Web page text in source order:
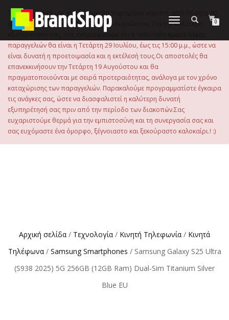
περιεχόμενο
Εναλλαγή
0
Το ηλεκτρονικό μας κατάστημα θα παραμείνει κλειστό, από Πέμπτη 30
Ιουλίου 2026 μέχρι και την Τρίτη 18 Αυγούστου. Για την καλύτερη
εξυπηρέτησή σας, σας ενημερώνουμε ότι η τελευταία ημέρα λήψης
παραγγελιών θα είναι η Τετάρτη 29 Ιουλίου, έως τις 15:00 μ.μ., ώστε να
είναι δυνατή η προετοιμασία και η εκτέλεσή τους.Οι αποστολές θα
επανεκκινήσουν την Τετάρτη 19 Αυγούστου και θα
πραγματοποιούνται με σειρά προτεραιότητας, ανάλογα με τον χρόνο
καταχώρισης των παραγγελιών. Παρακαλούμε προγραμματίστε έγκαιρα
τις ανάγκες σας, ώστε να διασφαλιστεί η καλύτερη δυνατή
εξυπηρέτησή σας πριν από την περίοδο των διακοπών.Σας
ευχαριστούμε θερμά για την εμπιστοσύνη και τη συνεργασία σας και
σας ευχόμαστε ένα όμορφο, ξέγνοιαστο και ξεκούραστο καλοκαίρι.! :)
Αρχική σελίδα / Τεχνολογία / Κινητή Τηλεφωνία / Κινητά
Τηλέφωνα/ Samsung Smartphones / Samsung Galaxy S25 Ultra
(S938 2025) 5G 256GB (12GB Ram) Dual-Sim Titanium Silver
Blue EU